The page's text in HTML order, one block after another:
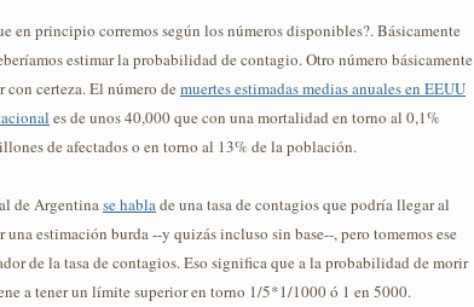
en principio corremos según los números disponibles?. Básicamente
estimar la probabilidad de contagio. Otro número básicamente
certeza. El número de muertes estimadas medias anuales en EEUU
es de unos 40,000 que con una mortalidad en torno al 0,1%
de afectados o en torno al 13% de la población.
de Argentinase hablade una tasa de contagios que podría llegar al
una estimación burda --y quizás incluso sin base--, pero tomemos ese
de la tasa de contagios. Eso significa que a la probabilidad de morir
a tener un límite superior en torno 1/5*1/1000 ó 1 en 5000.